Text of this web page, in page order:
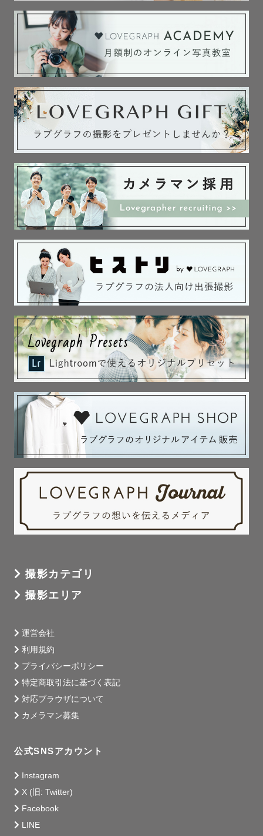
撮影カテゴリ
撮影エリア
運営会社
利用規約
プライバシーポリシー
特定商取引法に基づく表記
対応ブラウザについて
カメラマン募集
公式SNSアカウント
Instagram
X (旧: Twitter)
Facebook
LINE